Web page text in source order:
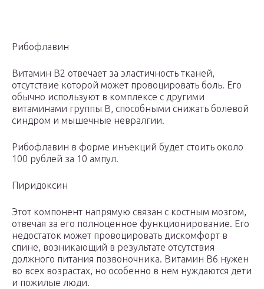
Рибофлавин
Витамин В2 отвечает за эластичность тканей,
отсутствие которой может провоцировать боль. Его
обычно используют в комплексе с другими
витаминами группы В, способными снижать болевой
синдром и мышечные невралгии.
Рибофлавин в форме инъекций будет стоить около
100 рублей за 10 ампул.
Пиридоксин
Этот компонент напрямую связан с костным мозгом,
отвечая за его полноценное функционирование. Его
недостаток может провоцировать дискомфорт в
спине, возникающий в результате отсутствия
должного питания позвоночника. Витамин В6 нужен
во всех возрастах, но особенно в нем нуждаются дети
и пожилые люди.